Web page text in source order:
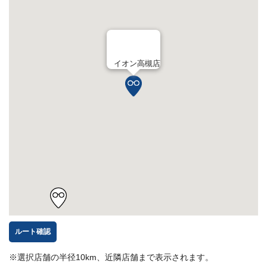
イオン高槻店
ルート確認
※選択店舗の半径10km、近隣店舗まで表示されます。